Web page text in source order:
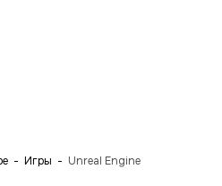
Игры Unreal Engine